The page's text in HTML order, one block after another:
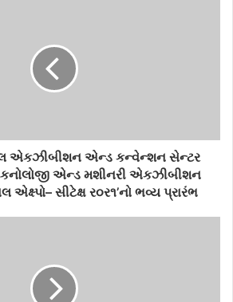
એકઝીબીશન એન્ડ કન્વેન્શન સેન્ટર
એન્ડ મશીનરી એકઝીબીશન
સીટેક્ષ ર૦ર૧’નો ભવ્ય પ્રારંભ